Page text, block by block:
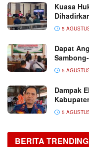
Kuasa
5
Dapat
5
Dampak
5
BERITA TRENDING